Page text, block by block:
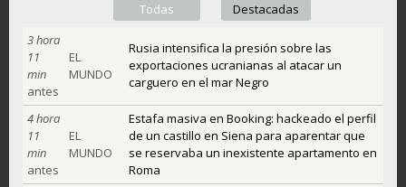
Todas (active tab)Destacadas
3 hora
11
min
antes
EL
MUNDO
Rusia intensifica la presión sobre las
exportaciones ucranianas al atacar un
carguero en el mar Negro
4 hora
11
min
antes
EL
MUNDO
Estafa masiva en Booking: hackeado el perfil
de un castillo en Siena para aparentar que
se reservaba un inexistente apartamento en
Roma